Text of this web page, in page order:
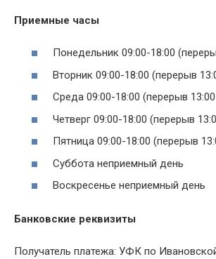
Приемные часы
Понедельник 09:00-18:00
Вторник 09:00-18:00 (перерыв
Среда 09:00-18:00 (перерыв
Четверг 09:00-18:00 (перерыв
Пятница 09:00-18:00 (перерыв
Суббота неприемный день
Воскресенье неприемный день
Банковские реквизиты
Получатель платежа: УФК по